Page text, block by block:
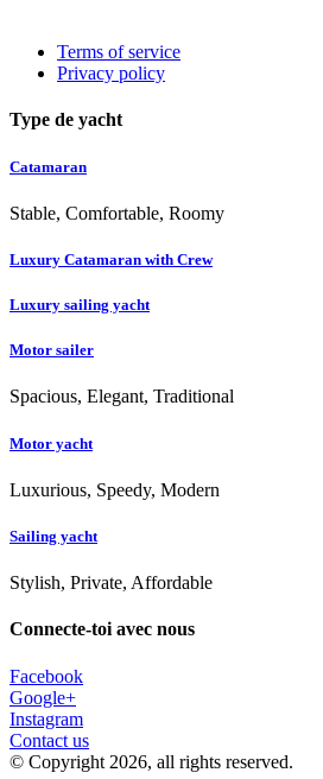
Terms of service
Privacy policy
Type de yacht
Catamaran
Stable, Comfortable, Roomy
Luxury Catamaran with Crew
Luxury sailing yacht
Motor sailer
Spacious, Elegant, Traditional
Motor yacht
Luxurious, Speedy, Modern
Sailing yacht
Stylish, Private, Affordable
Connecte-toi avec nous
Facebook
Google+
Instagram
Contact us
© Copyright 2026, all rights reserved.